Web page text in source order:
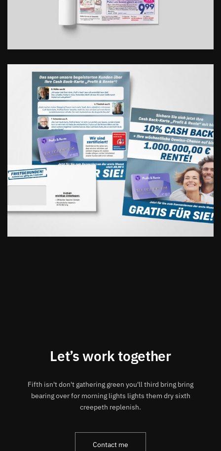
Let’s work together
Fifth isn't don't gathering green you'll third bring bring
bearing over for morning lights lights them dry sixth
creepeth replenish.
Contact me